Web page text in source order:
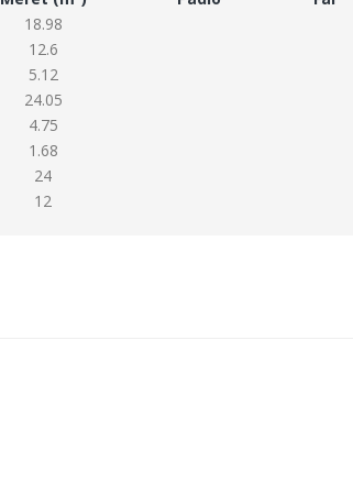
18.98
12.6
5.12
24.05
4.75
1.68
24
12